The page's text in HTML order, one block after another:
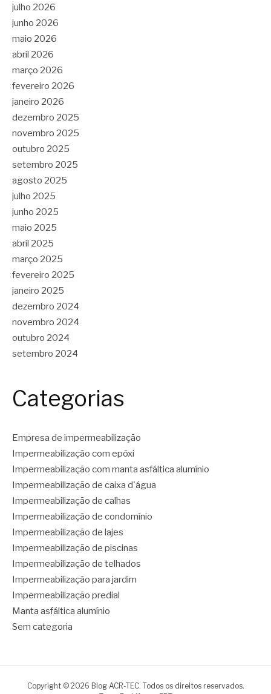
julho 2026
junho 2026
maio 2026
abril 2026
março 2026
fevereiro 2026
janeiro 2026
dezembro 2025
novembro 2025
outubro 2025
setembro 2025
agosto 2025
julho 2025
junho 2025
maio 2025
abril 2025
março 2025
fevereiro 2025
janeiro 2025
dezembro 2024
novembro 2024
outubro 2024
setembro 2024
Categorias
Empresa de impermeabilização
Impermeabilização com epóxi
Impermeabilização com manta asfáltica alumínio
Impermeabilização de caixa d'água
Impermeabilização de calhas
Impermeabilização de condomínio
Impermeabilização de lajes
Impermeabilização de piscinas
Impermeabilização de telhados
Impermeabilização para jardim
Impermeabilização predial
Manta asfáltica alumínio
Sem categoria
Copyright © 2026 Blog ACR-TEC. Todos os direitos reservados.